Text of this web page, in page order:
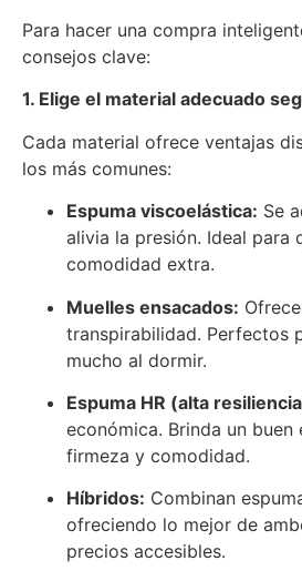
Para hacer una compra
consejos clave:
1. Elige el material adecuado
Cada material ofrece ventajas
los más comunes:
Espuma viscoelástica: Se
alivia la presión. Ideal para
comodidad extra.
Muelles ensacados:
transpirabilidad. Perfectos
mucho al dormir.
Espuma HR (alta
económica. Brinda un
firmeza y comodidad.
Híbridos: Combinan
ofreciendo lo mejor de
precios accesibles.